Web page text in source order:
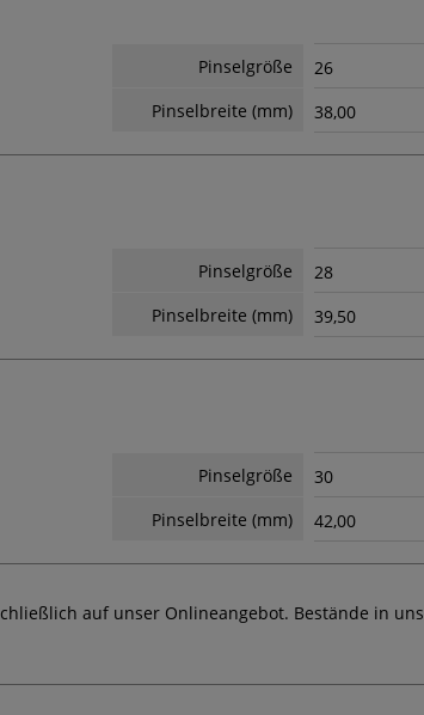
Pinselgröße
26
Pinselbreite (mm)
38,00
Pinselgröße
28
Pinselbreite (mm)
39,50
Pinselgröße
30
Pinselbreite (mm)
42,00
auf unser Onlineangebot. Bestände in